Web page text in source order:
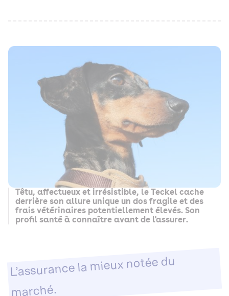
Têtu, affectueux et irrésistible, le Teckel cache
derrière son allure unique un dos fragile et des
frais vétérinaires potentiellement élevés. Son
profil santé à connaître avant de l'assurer.
L’assurance la mieux notée du
marché.